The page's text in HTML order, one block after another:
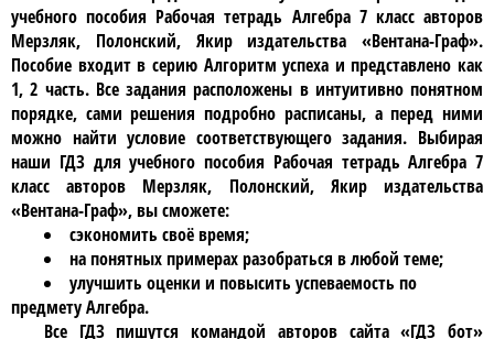
учебного пособия Рабочая тетрадь Алгебра 7 класc авторов
Мерзляк, Полонский, Якир издательства «Вентана-Граф».
Пособие входит в серию Алгоритм успеха и представлено как
1, 2 часть. Все задания расположены в интуитивно понятном
порядке, сами решения подробно расписаны, а перед ними
можно найти условие соответствующего задания. Выбирая
наши ГДЗ для учебного пособия Рабочая тетрадь Алгебра 7
класc авторов Мерзляк, Полонский, Якир издательства
«Вентана-Граф», вы сможете:
сэкономить своё время;
на понятных примерах разобраться в любой теме;
улучшить оценки и повысить успеваемость по
предмету Алгебра.
Все ГДЗ пишутся командой авторов сайта «ГДЗ бот»